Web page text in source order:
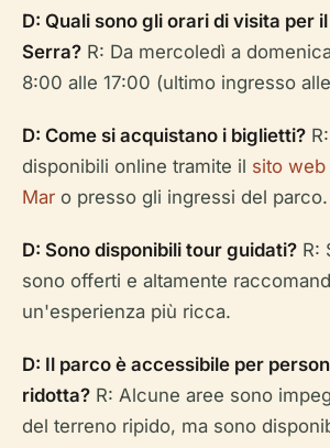
D: Quali sono gli orari di visita per
Serra? R: Da mercoledì a
8:00 alle 17:00 (ultimo ingresso
D: Come si acquistano i biglietti?
disponibili online tramite il sito web
Mar o presso gli ingressi del parco.
D: Sono disponibili tour guidati? R:
sono offerti e altamente
un'esperienza più ricca.
D: Il parco è accessibile per
ridotta? R: Alcune aree sono
del terreno ripido, ma sono